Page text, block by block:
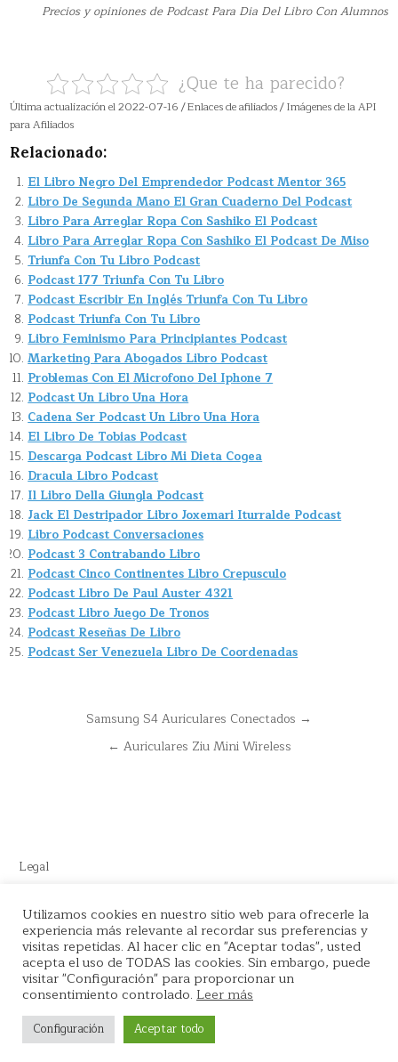
Precios y opiniones de Podcast Para Dia Del Libro Con Alumnos
¿Que te ha parecido?
Última actualización el 2022-07-16 / Enlaces de afiliados / Imágenes de la API
para Afiliados
Relacionado:
El Libro Negro Del Emprendedor Podcast Mentor 365
Libro De Segunda Mano El Gran Cuaderno Del Podcast
Libro Para Arreglar Ropa Con Sashiko El Podcast
Libro Para Arreglar Ropa Con Sashiko El Podcast De Miso
Triunfa Con Tu Libro Podcast
Podcast 177 Triunfa Con Tu Libro
Podcast Escribir En Inglés Triunfa Con Tu Libro
Podcast Triunfa Con Tu Libro
Libro Feminismo Para Principiantes Podcast
Marketing Para Abogados Libro Podcast
Problemas Con El Microfono Del Iphone 7
Podcast Un Libro Una Hora
Cadena Ser Podcast Un Libro Una Hora
El Libro De Tobias Podcast
Descarga Podcast Libro Mi Dieta Cogea
Dracula Libro Podcast
Il Libro Della Giungla Podcast
Jack El Destripador Libro Joxemari Iturralde Podcast
Libro Podcast Conversaciones
Podcast 3 Contrabando Libro
Podcast Cinco Continentes Libro Crepusculo
Podcast Libro De Paul Auster 4321
Podcast Libro Juego De Tronos
Podcast Reseñas De Libro
Podcast Ser Venezuela Libro De Coordenadas
NavegaciónSamsung S4 Auriculares Conectados →
← Auriculares Ziu Mini Wireless
Legal
Este sitio recomienda productos de Amazon y cuenta con enlaces
de afiliados por el cual nos llevamos comisión en cada venta.
Copyright © 2026 La tienda del Podcaster
Design by ThemesDNA.com
Utilizamos cookies en nuestro sitio web para ofrecerle la
experiencia más relevante al recordar sus preferencias y
visitas repetidas. Al hacer clic en "Aceptar todas", usted
acepta el uso de TODAS las cookies. Sin embargo, puede
visitar "Configuración" para proporcionar un
consentimiento controlado. Leer más
Configuración Aceptar todo